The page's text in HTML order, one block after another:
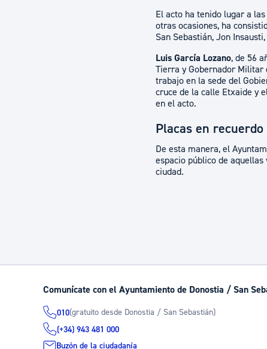
El acto ha tenido lugar a las
otras ocasiones, ha
San Sebastián, Jon
Luis García Lozano, de 56
Tierra y Gobernador Militar
trabajo en la sede del
cruce de la calle Etxaide y
en el acto.
Placas en
De esta manera, el
espacio público de
ciudad.
Comunícate con el Ayuntamiento de Donostia / San
010(gratuito desde Donostia / San Sebastián)
(+34) 943 481 000
Buzón de la ciudadanía